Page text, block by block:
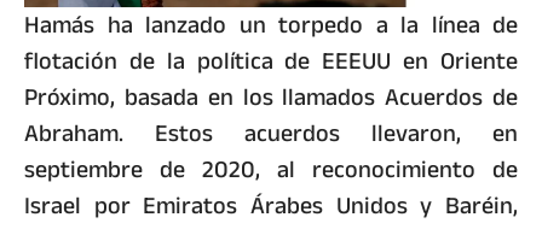
Hamás ha lanzado un torpedo a la línea de
flotación de la política de EEEUU en Oriente
Próximo, basada en los llamados Acuerdos de
Abraham. Estos acuerdos llevaron, en
septiembre de 2020, al reconocimiento de
Israel por Emiratos Árabes Unidos y Baréin,